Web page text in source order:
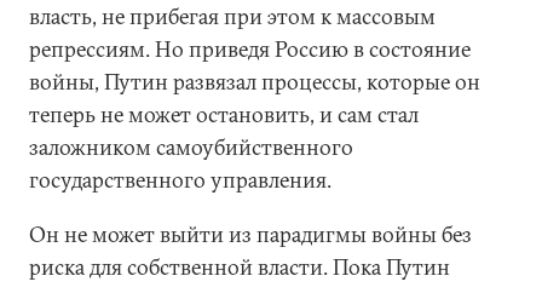
власть, не прибегая при этом к массовым
репрессиям. Но приведя Россию в состояние
войны, Путин развязал процессы, которые он
теперь не может остановить, и сам стал
заложником самоубийственного
государственного управления.
Он не может выйти из парадигмы войны без
риска для собственной власти. Пока Путин